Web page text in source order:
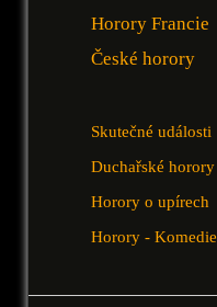
Horory Francie
České horory
Skutečné události
Duchařské horory
Horory o upírech
Horory - Komedie